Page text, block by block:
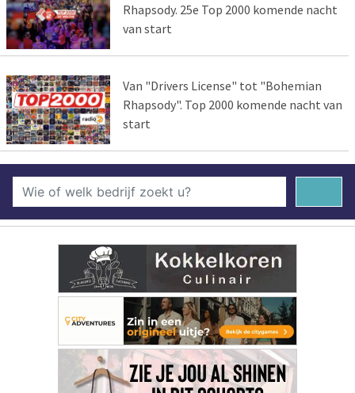
Rhapsody. 25e Top 2000 komende nacht
van start
Van "Drivers License" tot "Bohemian
Rhapsody". Top 2000 komende nacht van
start